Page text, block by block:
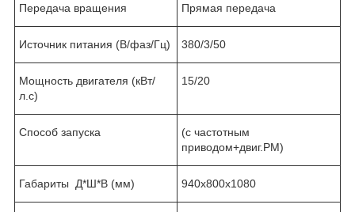
Передача вращения Прямая передача
Источник питания (В/фаз/Гц) 380/3/50
Мощность двигателя (кВт/
л.с)
15/20
Способ запуска
(с частотным
приводом+двиг.PM)
Габариты Д*Ш*В (мм) 940х800х1080